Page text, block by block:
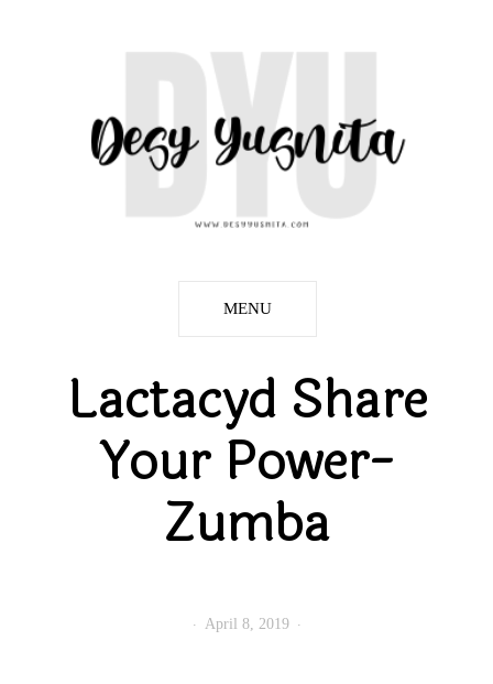
MENU
Lactacyd Share
Your Power-
Zumba
April 8, 2019